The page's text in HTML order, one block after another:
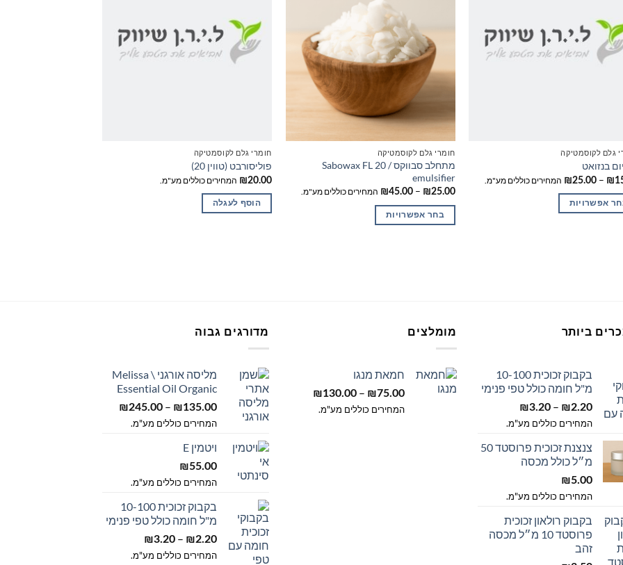
גלם לקוסמטיקה
בנזואט
₪
–
₪25.00
טווח
המחירים כוללים מע"מ.
אפשרויות
חומרי גלם לקוסמטיקה
מתחלב סבווקס / Sabowax FL 20
emulsifier
₪25.00
–
₪45.00
טווח
⁦₪45.00⁩
המחירים כוללים מע"מ.
בחר אפשרויות
לבחור
בעמוד
המוצר
חומרי גלם לקוסמטיקה
פוליסורבט (טווין 20)
₪20.00 המחירים כוללים מע"מ.
הוסף לעגלה
ביותר
בקבוק זכוכית 10-100
מ"ל חומה כולל טפי פנימי
₪2.20
–
₪3.20
מחירים:
עד
המחירים כוללים מע"מ.
צנצנת זכוכית פרוסטד 50
מ״ל כולל מכסה
₪5.00
המחירים כוללים מע"מ.
בקבוק רולאון זכוכית
פרוסטד 10 מ״ל מכסה
זהב
מומלצים
חמאת מנגו
₪75.00
–
₪130.00
המחירים כוללים מע"מ.
מדורגים גבוה
מליסה אורגני \ Melissa
Essential Oil Organic
₪135.00
–
₪245.00
המחירים כוללים מע"מ.
ויטמין E
₪55.00
המחירים כוללים מע"מ.
בקבוק זכוכית 10-100
מ"ל חומה כולל טפי פנימי
₪2.20
–
₪3.20
מחירים:המחירים כוללים מע"מ.